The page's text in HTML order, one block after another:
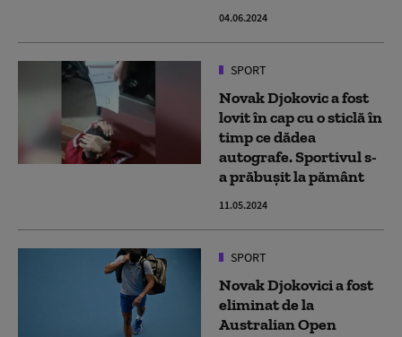
04.06.2024
SPORT
Novak Djokovic a fost
lovit în cap cu o sticlă în
timp ce dădea
autografe. Sportivul s-
a prăbușit la pământ
11.05.2024
SPORT
Novak Djokovici a fost
eliminat de la
Australian Open